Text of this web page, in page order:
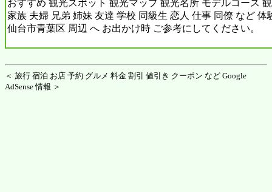
おすすめ 観光スポット 観光マップ 観光名所 モデルコース
家族 夫婦 兄弟 姉妹 友達 学校 同級生 恋人 仕事 同僚 など 体
仙台市青葉区 周辺 へ お出かけ時 ご参考にしてください。
＜ 旅行 宿泊 お店 予約 グルメ 料金 割引 値引き クーポン など Google
AdSense 情報 ＞